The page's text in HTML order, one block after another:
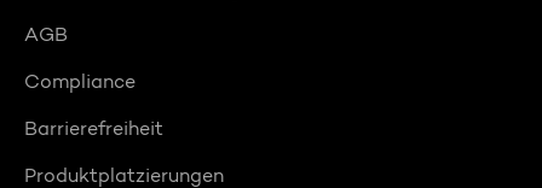
AGB
Compliance
Barrierefreiheit
Produktplatzierungen